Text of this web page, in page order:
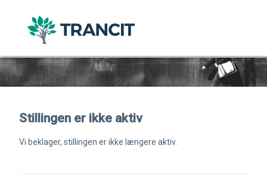
Stillingen er ikke aktiv
Vi beklager, stillingen er ikke længere aktiv.